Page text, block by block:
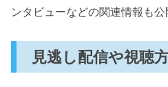
ンタビューなどの関連情報も公
見逃し配信や視聴